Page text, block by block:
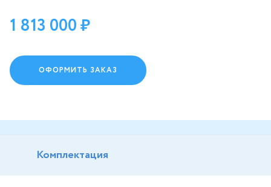
1 813 000
ОФОРМИТЬ ЗАКАЗ
Комплектация